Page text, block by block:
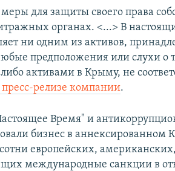
для защиты своего права
органах. <...> В
ни одним из активов,
предположения или слухи о
активами в Крыму, не
пресс-релизе компании.
Время" и
бизнес в аннексированном
европейских,
международные санкции в